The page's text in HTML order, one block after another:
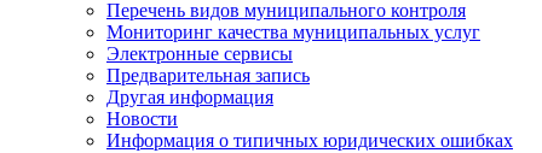
Перечень видов муниципального контроля
Мониторинг качества муниципальных услуг
Электронные сервисы
Предварительная запись
Другая информация
Новости
Информация о типичных юридических ошибках